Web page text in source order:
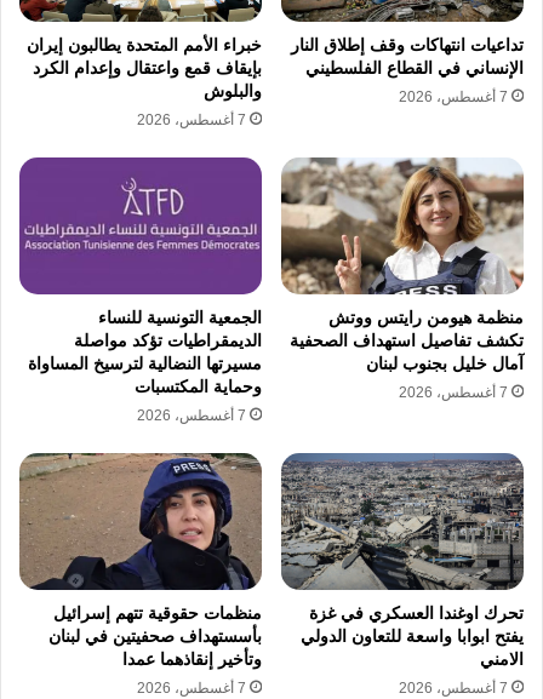
خرق صارخ للقانون الدولي، واستمر الاحتلال في
ممارسة القمع الممنهج عبر الهدم والتهجير
القسري.
انتهاكات جنسية تعذيب الأسرى جرائم حرب
صمت دولي معاناة غزة
نسخ الرابط
تداعيات انتهاكات وقف إطلاق النار
الإنساني في القطاع الفلسطيني
7 أغسطس، 2026
خبراء الأمم المتحدة يطالبون إيران
بإيقاف قمع واعتقال وإعدام الكرد
والبلوش
7 أغسطس، 2026
منظمة هيومن رايتس ووتش
تكشف تفاصيل استهداف الصحفية
آمال خليل بجنوب لبنان
7 أغسطس، 2026
الجمعية التونسية للنساء
الديمقراطيات تؤكد مواصلة
مسيرتها النضالية لترسيخ المساواة
وحماية المكتسبات
7 أغسطس، 2026
تحرك اوغندا العسكري في غزة
يفتح ابوابا واسعة للتعاون الدولي
الامني
7 أغسطس، 2026
منظمات حقوقية تتهم إسرائيل
بأسستهداف صحفيتين في لبنان
وتأخير إنقاذهما عمدا
7 أغسطس، 2026